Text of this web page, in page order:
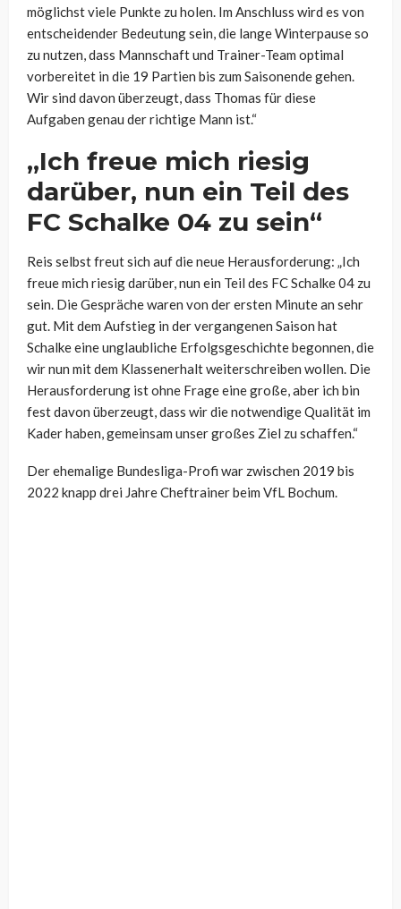
möglichst viele Punkte zu holen. Im Anschluss wird es von
entscheidender Bedeutung sein, die lange Winterpause so
zu nutzen, dass Mannschaft und Trainer-Team optimal
vorbereitet in die 19 Partien bis zum Saisonende gehen.
Wir sind davon überzeugt, dass Thomas für diese
Aufgaben genau der richtige Mann ist.“
„Ich freue mich riesig
darüber, nun ein Teil des
FC Schalke 04 zu sein“
Reis selbst freut sich auf die neue Herausforderung: „Ich
freue mich riesig darüber, nun ein Teil des FC Schalke 04 zu
sein. Die Gespräche waren von der ersten Minute an sehr
gut. Mit dem Aufstieg in der vergangenen Saison hat
Schalke eine unglaubliche Erfolgsgeschichte begonnen, die
wir nun mit dem Klassenerhalt weiterschreiben wollen. Die
Herausforderung ist ohne Frage eine große, aber ich bin
fest davon überzeugt, dass wir die notwendige Qualität im
Kader haben, gemeinsam unser großes Ziel zu schaffen.“
Der ehemalige Bundesliga-Profi war zwischen 2019 bis
2022 knapp drei Jahre Cheftrainer beim VfL Bochum.